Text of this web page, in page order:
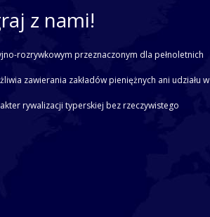
z nami!
rozrywkowym przeznaczonym dla pełnoletnich
zawierania zakładów pieniężnych ani udziału w
rywalizacji typerskiej bez rzeczywistego